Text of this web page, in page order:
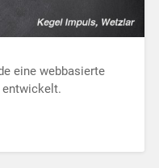
eine webbasierte
entwickelt.